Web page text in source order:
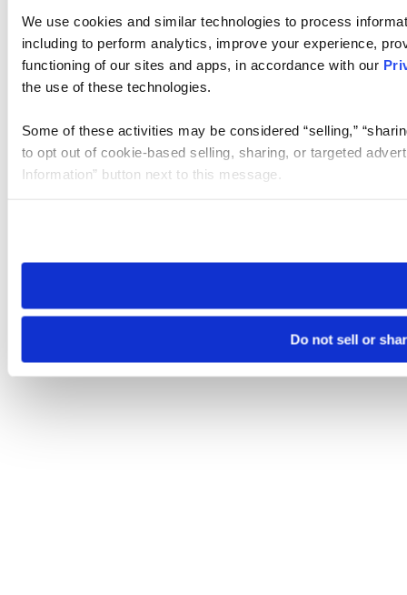
We use cookies and similar technologies to process
including to perform analytics, improve your experience,
functioning of our sites and apps, in accordance with our
the use of these technologies.
Some of these activities may be considered “selling,”
to opt out of cookie-based selling, sharing, or targeted
Information” button next to this message.
need to be set again.
Do not sell or